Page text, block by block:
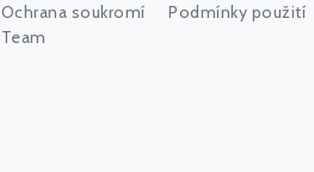
Ochrana soukromí
Podmínky použití
Team